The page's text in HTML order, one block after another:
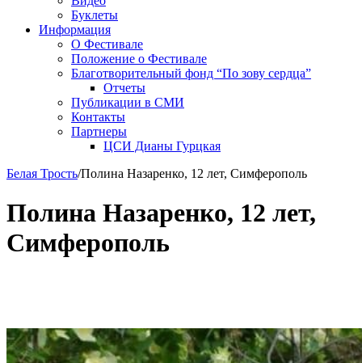
Буклеты
Информация
О Фестивале
Положение о Фестивале
Благотворительный фонд “По зову сердца”
Отчеты
Публикации в СМИ
Контакты
Партнеры
ЦСИ Дианы Гурцкая
Белая Трость/Полина Назаренко, 12 лет, Симферополь
Полина Назаренко, 12 лет,
Симферополь